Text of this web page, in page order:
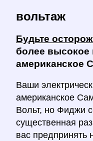
вольтаж
Будьте
более высокое
американское
Ваши
американское
Вольт, но Фиджи
существенная
вас предпринять